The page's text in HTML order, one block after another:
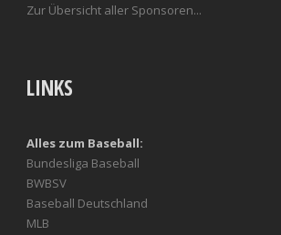
Zur Übersicht aller Sponsoren...
LINKS
Alles zum Baseball:
Bundesliga Baseball
BWBSV
Baseball Deutschland
MLB